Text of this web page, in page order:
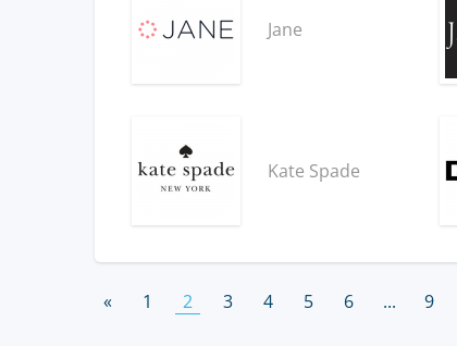
Jane
Kate Spade
« 1 2 3 4 5 6 ... 9